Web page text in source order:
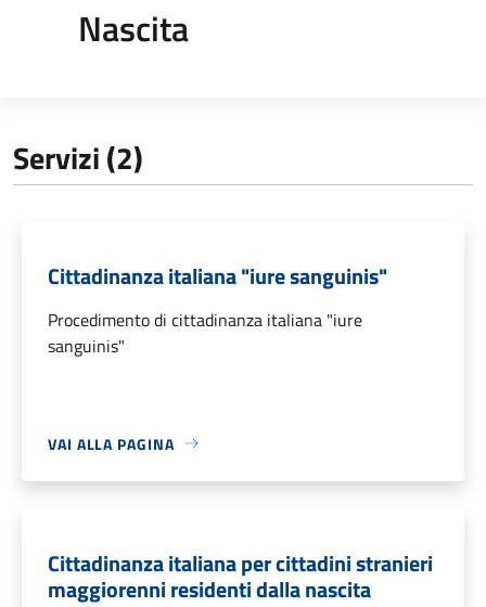
Nascita
Servizi (2)
Cittadinanza italiana "iure sanguinis"
Procedimento di cittadinanza italiana "iure
sanguinis"
VAI ALLA PAGINA
Cittadinanza italiana per cittadini stranieri
maggiorenni residenti dalla nascita